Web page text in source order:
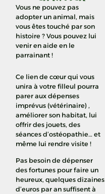
Vous ne pouvez pas
adopter un animal, mais
vous êtes touché par son
histoire ? Vous pouvez lui
venir en aide en le
parrainant !
Ce lien de cœur qui vous
unira à votre filleul pourra
parer aux dépenses
imprévus (vétérinaire) ,
améliorer son habitat, lui
offrir des jouets, des
séances d’ostéopathie… et
même lui rendre visite !
Pas besoin de dépenser
des fortunes pour faire un
heureux, quelques dizaines
d’euros par an suffisent à